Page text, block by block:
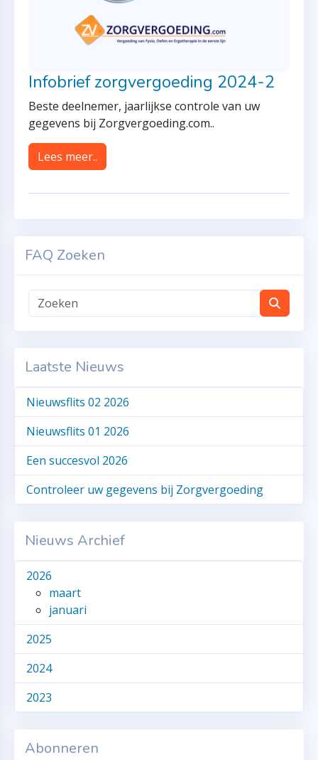
Infobrief zorgvergoeding 2024-2
Beste deelnemer, jaarlijkse controle van uw
gegevens bij Zorgvergoeding.com..
Lees meer..
FAQ Zoeken
Laatste Nieuws
Nieuwsflits 02 2026
Nieuwsflits 01 2026
Een succesvol 2026
Controleer uw gegevens bij Zorgvergoeding
Nieuws Archief
2026
maart
januari
2025
2024
2023
Abonneren